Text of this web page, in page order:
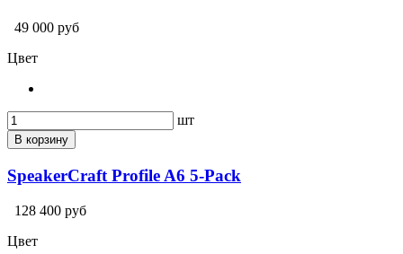
49 000 руб
Цвет
шт
В корзину
SpeakerCraft Profile A6 5-Pack
128 400 руб
Цвет